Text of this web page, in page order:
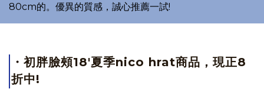
80cm的。優異的質感，誠心推薦一試!
・初胖臉頰18'夏季nico hrat商品，現正8
折中!